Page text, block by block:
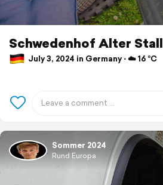
Schwedenhof Alter Stall
July 3, 2024 in Germany ⋅ ☁️ 16 °C
Sommer 2024
Rund Europa